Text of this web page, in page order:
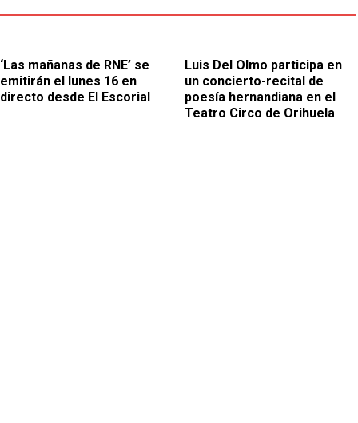
‘Las mañanas de RNE’ se
emitirán el lunes 16 en
directo desde El Escorial
Luis Del Olmo participa en
un concierto-recital de
poesía hernandiana en el
Teatro Circo de Orihuela